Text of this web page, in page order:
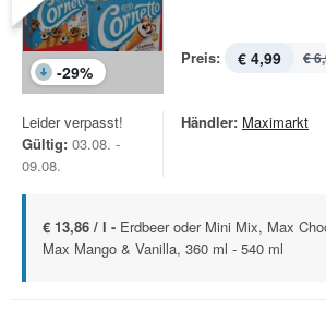
-29%
Preis: € 4,99 €
Leider verpasst!
Gültig: 03.08. -
09.08.
Händler: Maximarkt
€ 13,86 / l - Erdbeer oder Mini Mix, Max
Max Mango & Vanilla, 360 ml - 540 ml